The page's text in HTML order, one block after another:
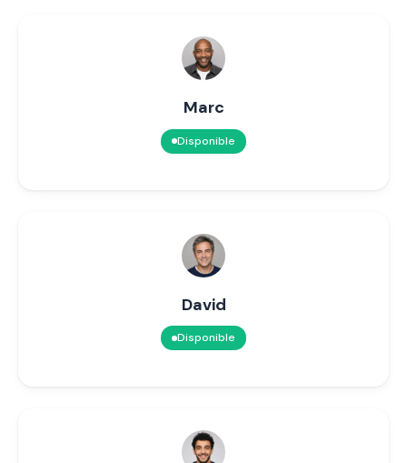
Marc
Disponible
David
Disponible